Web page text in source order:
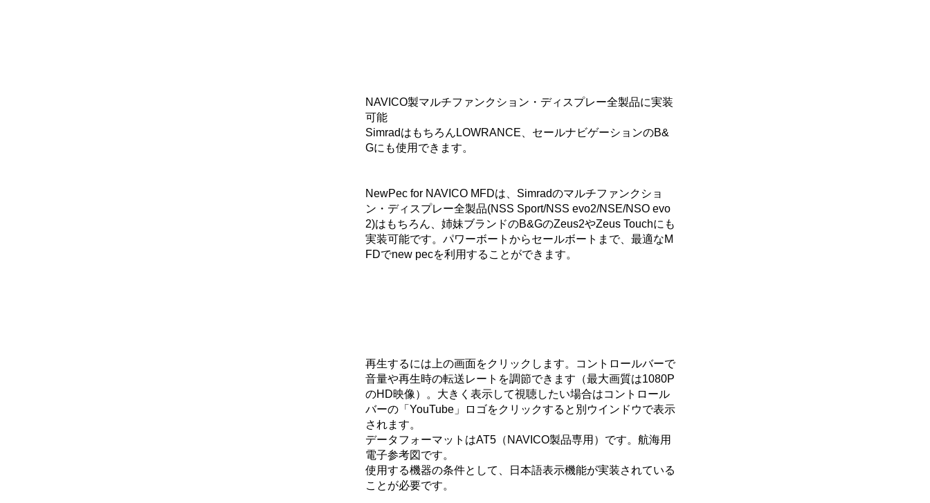
NAVICO製マルチファンクション・ディスプレー全製品に実装
可能
SimradはもちろんLOWRANCE、セールナビゲーションのB&
Gにも使用できます。
NewPec for NAVICO MFDは、Simradのマルチファンクショ
ン・ディスプレー全製品(NSS Sport/NSS evo2/NSE/NSO evo
2)はもちろん、姉妹ブランドのB&GのZeus2やZeus Touchにも
実装可能です。パワーボートからセールボートまで、最適なM
FDでnew pecを利用することができます。
再生するには上の画面をクリックします。コントロールバーで
音量や再生時の転送レートを調節できます（最大画質は1080P
のHD映像）。大きく表示して視聴したい場合はコントロール
バーの「YouTube」ロゴをクリックすると別ウインドウで表示
されます。
データフォーマットはAT5（NAVICO製品専用）です。航海用
電子参考図です。
使用する機器の条件として、日本語表示機能が実装されている
ことが必要です。